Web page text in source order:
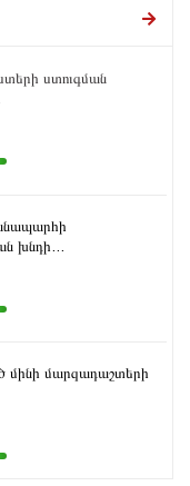
ստուգման
խնդի...
մինի մարզադաշտերի